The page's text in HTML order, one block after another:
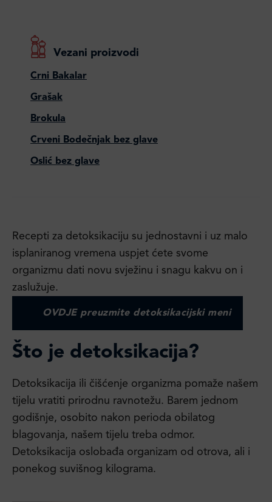
Vezani proizvodi
Crni Bakalar
Grašak
Brokula
Crveni Bodečnjak bez glave
Oslić bez glave
Recepti za detoksikaciju su jednostavni i uz malo
isplaniranog vremena uspjet ćete svome
organizmu dati novu svježinu i snagu kakvu on i
zaslužuje.
OVDJE preuzmite detoksikacijski meni
Što je detoksikacija?
Detoksikacija ili čišćenje organizma pomaže našem
tijelu vratiti prirodnu ravnotežu. Barem jednom
godišnje, osobito nakon perioda obilatog
blagovanja, našem tijelu treba odmor.
Detoksikacija oslobađa organizam od otrova, ali i
ponekog suvišnog kilograma.